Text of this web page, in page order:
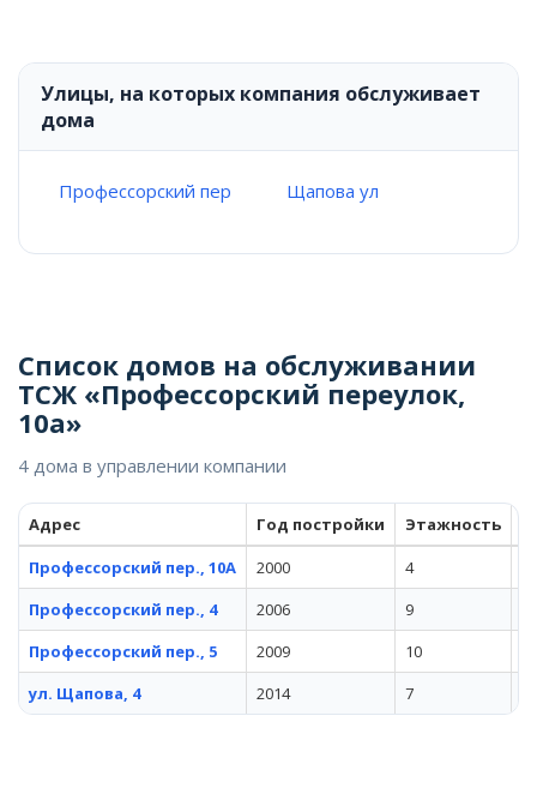
Улицы, на которых компания обслуживает
дома
Профессорский пер Щапова ул
Список домов на обслуживании
ТСЖ «Профессорский переулок,
10а»
4 дома в управлении компании
Адрес Год постройки Этажность
Профессорский пер., 10А
2000 4
Профессорский пер., 4
2006 9
Профессорский пер., 5
2009 10
ул. Щапова, 4
2014 7